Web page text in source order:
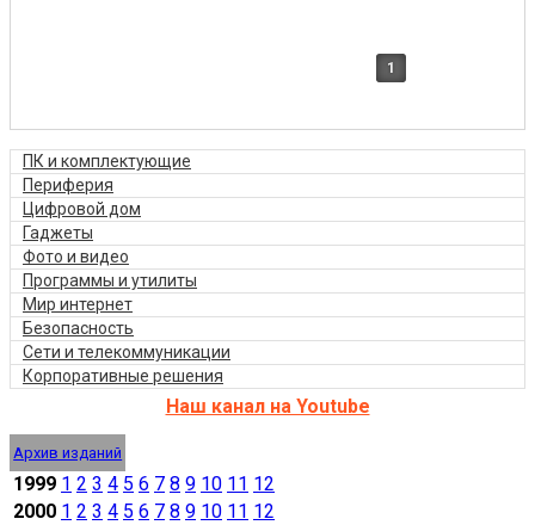
1
ПК и комплектующие
Периферия
Цифровой дом
Гаджеты
Фото и видео
Программы и утилиты
Мир интернет
Безопасность
Сети и телекоммуникации
Корпоративные решения
Наш канал на Youtube
Архив изданий
1999 1 2 3 4 5 6 7 8 9 10 11 12
2000 1 2 3 4 5 6 7 8 9 10 11 12